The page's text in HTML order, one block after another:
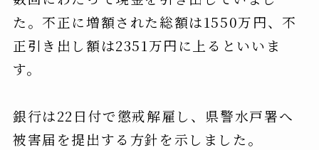
た。不正に増額された総額は1550万円、不
正引き出し額は2351万円に上るといいま
す。
銀行は22日付で懲戒解雇し、県警水戸署へ
被害届を提出する方針を示しました。